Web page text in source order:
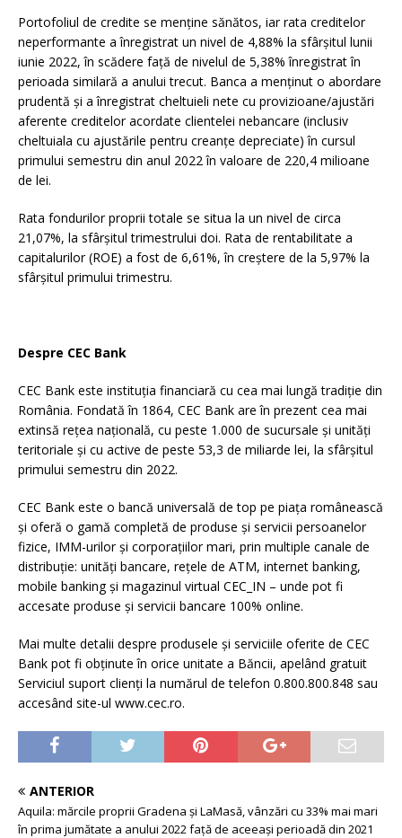
Portofoliul de credite se menține sănătos, iar rata creditelor
neperformante a înregistrat un nivel de 4,88% la sfârșitul lunii
iunie 2022, în scădere față de nivelul de 5,38% înregistrat în
perioada similară a anului trecut. Banca a menținut o abordare
prudentă și a înregistrat cheltuieli nete cu provizioane/ajustări
aferente creditelor acordate clientelei nebancare (inclusiv
cheltuiala cu ajustările pentru creanțe depreciate) în cursul
primului semestru din anul 2022 în valoare de 220,4 milioane
de lei.
Rata fondurilor proprii totale se situa la un nivel de circa
21,07%, la sfârșitul trimestrului doi. Rata de rentabilitate a
capitalurilor (ROE) a fost de 6,61%, în creștere de la 5,97% la
sfârșitul primului trimestru.
Despre CEC Bank
CEC Bank este instituția financiară cu cea mai lungă tradiție din
România. Fondată în 1864, CEC Bank are în prezent cea mai
extinsă rețea națională, cu peste 1.000 de sucursale și unități
teritoriale și cu active de peste 53,3 de miliarde lei, la sfârșitul
primului semestru din 2022.
CEC Bank este o bancă universală de top pe piața românească
și oferă o gamă completă de produse și servicii persoanelor
fizice, IMM-urilor și corporațiilor mari, prin multiple canale de
distribuție: unități bancare, rețele de ATM, internet banking,
mobile banking și magazinul virtual CEC_IN – unde pot fi
accesate produse și servicii bancare 100% online.
Mai multe detalii despre produsele și serviciile oferite de CEC
Bank pot fi obținute în orice unitate a Băncii, apelând gratuit
Serviciul suport clienți la numărul de telefon 0.800.800.848 sau
accesând site-ul www.cec.ro.
ANTERIOR
Aquila: mărcile proprii Gradena și LaMasă, vânzări cu 33% mai mari
în prima jumătate a anului 2022 față de aceeași perioadă din 2021